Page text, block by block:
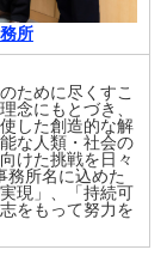
所
ために尽くすこ
念にもとづき、
した創造的な解
な人類・社会の
けた挑戦を日々
務所名に込めた
現」、「持続可
をもって努力を